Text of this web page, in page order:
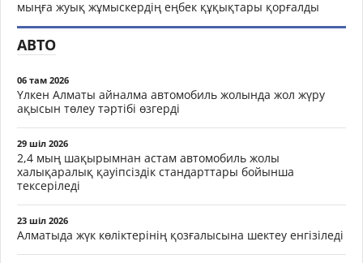
мыңға жуық жұмыскердің еңбек құқықтары қорғалды
АВТО
06 там 2026
Үлкен Алматы айналма автомобиль жолында жол жүру
ақысын төлеу тәртібі өзгерді
29 шіл 2026
2,4 мың шақырымнан астам автомобиль жолы
халықаралық қауіпсіздік стандарттары бойынша
тексеріледі
23 шіл 2026
Алматыда жүк көліктерінің қозғалысына шектеу енгізіледі